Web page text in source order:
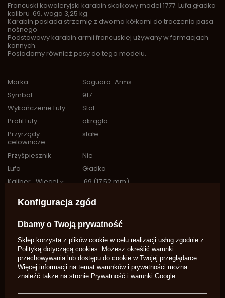
Francuski kawaleryjski karabin skałkowy model 1777. Lufa gładka
kalibru .69, waga 3,25 kg.
Karabin posiada strzemię z dwoma kółkami do troczenia pasa
nośnego
Podstawowy karabin armii francuskiej używany w formacjach
konnych.
Posiadamy również pasy do tego modelu.
Marka
Saguaro-Arms
Symbol
917
Wykończenie Lufy
Stal
Profil Lufy
okrągła
Przyrządy
celownicze
stałe
Przyśpiesznik
Nie
Lufa
Gładka
Kaliber Więcej
.69 (17,52 mm)
PYTANIA INNYCH KLIENTÓW
Dzień dobry. Chciałam u Państwa zakupić francuski muszkiet
kawaleryjski model 1777. Bardzo proszę o informację, który
pas będzie do niego pasował i jaką muszę nabyć skałkę.
Zakupię też bagnet Bagnet Charleville 1777. Czy mogę liczyć
na mały rabat? Pozdrawiam, Dominika Mikoda
Witam, zastanawiam się nad zakupem muszkietu, lecz po
Konfiguracja zgód
Dbamy o Twoją prywatność
Sklep korzysta z plików cookie w celu realizacji usług zgodnie z
Polityką dotyczącą cookies. Możesz określić warunki
przechowywania lub dostępu do cookie w Twojej przeglądarce.
Więcej informacji na temat warunków i prywatności można
znaleźć także na stronie Prywatność i warunki Google.